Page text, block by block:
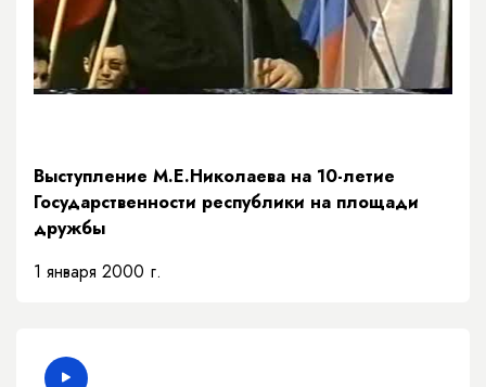
Выступление М.Е.Николаева на 10-летие
Государственности республики на площади
дружбы
1 января 2000 г.